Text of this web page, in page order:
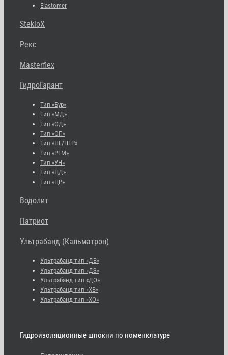
Elastomer
StekloX
Рекс
Masterflex
ГидроГарант
Тип «Бур»
Тип «МД»
Тип «ОД»
Тип «ОП»
Тип «ПГ/ПГР»
Тип «РЕМ»
Тип «УН»
Тип «ЦД»
Тип «ЦР»
Водолит
Патриот
Ультрабанд (Кальматрон)
Ультрабанд тип «ДВ»
Ультрабанд тип «ДЗ»
Ультрабанд тип «ДО»
Ультрабанд тип «ХВ»
Ультрабанд тип «ХО»
Гидроизоляционные шпокни по номенклатуре